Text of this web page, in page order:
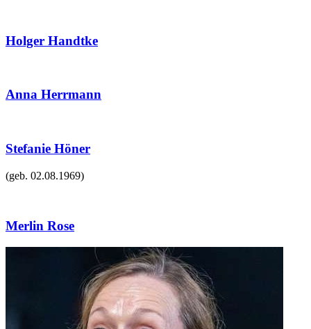
Holger Handtke
Anna Herrmann
Stefanie Höner
(geb. 02.08.1969)
Merlin Rose